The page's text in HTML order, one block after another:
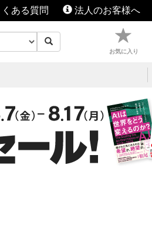
くある質問 法人のお客様へ
お気に入り